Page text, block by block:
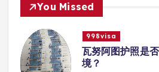
You Missed
998visa
瓦努阿图护照是
学校的注册？